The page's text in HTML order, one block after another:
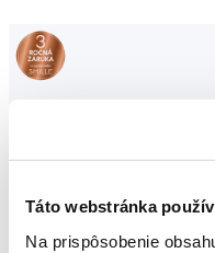
Táto webstránka
Na prispôsobenie